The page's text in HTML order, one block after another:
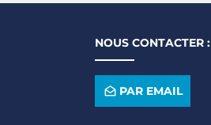
NOUS CONTACTER :
PAR EMAIL